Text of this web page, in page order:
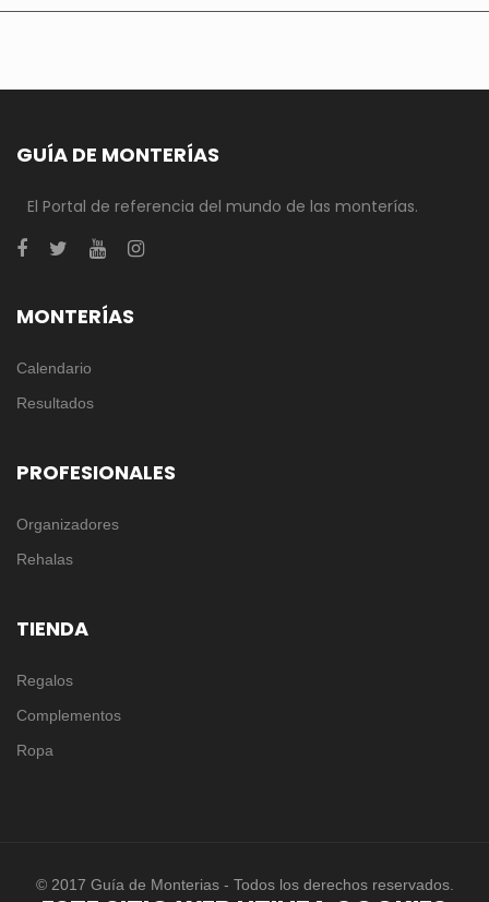
GUÍA DE MONTERÍAS
El Portal de referencia del mundo de las monterías.
MONTERÍAS
Calendario
Resultados
PROFESIONALES
Organizadores
Rehalas
TIENDA
Regalos
Complementos
Ropa
© 2017 Guía de Monterias - Todos los derechos reservados.